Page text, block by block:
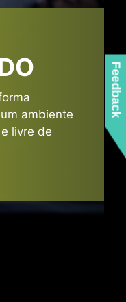
ambiente
livre de
Feedback